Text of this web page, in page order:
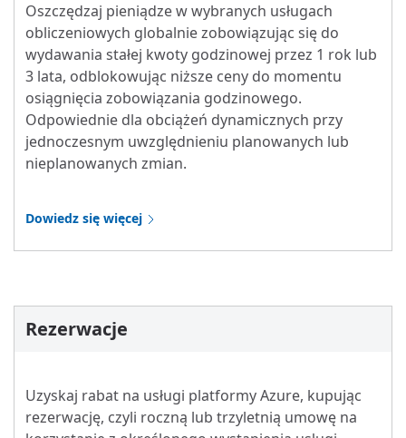
Oszczędzaj pieniądze w wybranych usługach
obliczeniowych globalnie zobowiązując się do
wydawania stałej kwoty godzinowej przez 1 rok lub
3 lata, odblokowując niższe ceny do momentu
osiągnięcia zobowiązania godzinowego.
Odpowiednie dla obciążeń dynamicznych przy
jednoczesnym uwzględnieniu planowanych lub
nieplanowanych zmian.
Dowiedz się więcej
Rezerwacje
Uzyskaj rabat na usługi platformy Azure, kupując
rezerwację, czyli roczną lub trzyletnią umowę na